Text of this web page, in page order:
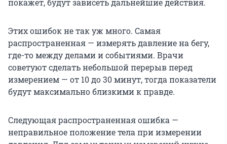
покажет, будут зависеть дальнейшие действия.
Этих ошибок не так уж много. Самая
распространенная — измерять давление на бегу,
где-то между делами и событиями. Врачи
советуют сделать небольшой перерыв перед
измерением — от 10 до 30 минут, тогда показатели
будут максимально близкими к правде.
Следующая распространенная ошибка —
неправильное положение тела при измерении